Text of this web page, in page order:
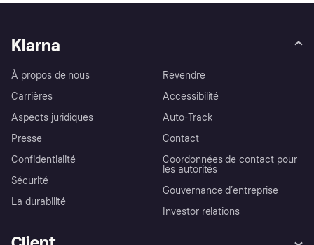
Klarna
À propos de nous
Carrières
Aspects juridiques
Presse
Confidentialité
Sécurité
La durabilité
Revendre
Accessibilité
Auto-Track
Contact
Coordonnées de contact pour
les autorités
Gouvernance d’entreprise
Investor relations